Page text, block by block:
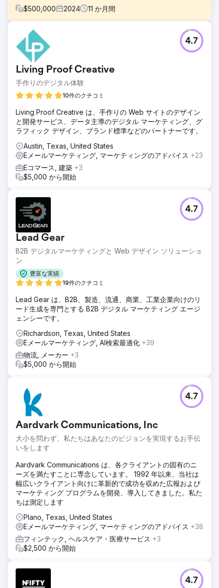
$500,000 2024 11 か月間
課題
現代的なファーマーズマーケットである Walden Local は、
デジタルエクスペリエンスを近代化し、会員基盤を拡大する
ための持続可能で一貫した方法を確立する必要がありまし
た。2022 年以降、会員数が減少している同社は、一貫性の
あるブランドと効果的なマーケティング戦略を構築するとい
う大きな課題に直面していました。状況を好転させ、測定可
能な成長を促進するために、ブランディング、Web サイ
ト、マーケティング活動を改善できるパートナーが必要でし
た。
ソリューション
Anchour は、ブランド戦略、Web デザイン、メディア プラ
ンニング、クリエイティブ開発、検索エンジン マーケティン
グなど、フル サービスのサポートを提供しました。Walden
の Web サイト、コミュニケーション、メンバー ベースを監
査した後、Anchour は主要な改善領域を特定しました。ブラ
ル キャンペーン (Klaviyo 経由)、コネクテッド TV クリエイ
ティブ (MNTN 経由) などの資産を提供しました。Anchour
は、Slack とプロジェクト管理ツールを使用して Walden の
チームと統合し、シームレスな実行を実現しました。
結果
Anchour の取り組みは大きな成果をもたらし、Walden は支
出を 75% 削減しながら、2022 年以来初めて会員数がプラス
成長を達成しました。ブランド リセットにより、同社は新た
な成功への道を歩み始め、パートナーシップ開始以来、毎月
着実に成長しています。Anchour は、アクション、明確なコ
ミュニケーション、Walden チームとの緊密な連携に重点を
置いており、マーケティング部門の信頼できる延長として、
目に見えるビジネス インパクトをもたらしています。
エージェンシーページに移動
Living Proof Creative
手作りのデジタル体験
10件のクチコミ
4.7
Living Proof Creative は、手作りの Web サイトのデザイン
と開発サービス、データ主導のデジタル マーケティング、グ
ラフィック デザイン、ブランド標準などのパートナーです。
Austin, Texas, United States
Eメールマーケティング, マーケティングのアドバイス +23
Eコマース, 建築 +3
$5,000 から開始
Lead Gear
B2B デジタルマーケティングと Web デザイン ソリューショ
ン
豊富な実績
19件のクチコミ
4.7
Lead Gear は、B2B、製造、流通、商業、工業企業向けのリ
ード生成を専門とする B2B デジタル マーケティング エージ
ェンシーです。
Richardson, Texas, United States
Eメールマーケティング, AI検索最適化 +39
物流, メーカー +3
$5,000 から開始
Aardvark Communications, Inc
大小を問わず、私たちはあなたのビジョンを実現するお手伝
いをします
4.7
Aardvark Communications は、各クライアントの固有のニ
ーズを満たすことに専念しています。 1992 年以来、当社は
幅広いクライアント向けに革新的で成功を収めた広報および
マーケティング プログラムを開発、導入してきました。私た
ちは測定します
Plano, Texas, United States
Eメールマーケティング, マーケティングのアドバイス +38
フィンテック, ヘルスケア・医療サービス +3
$2,500 から開始
4.7